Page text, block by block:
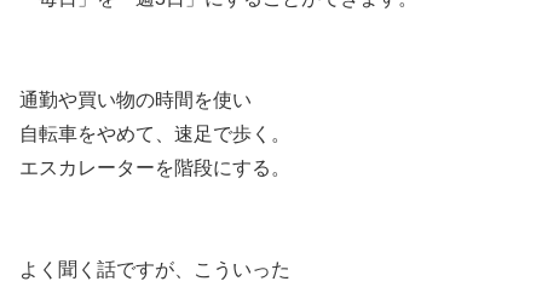
通勤や買い物の時間を使い
自転車をやめて、速足で歩く。
エスカレーターを階段にする。
よく聞く話ですが、こういった